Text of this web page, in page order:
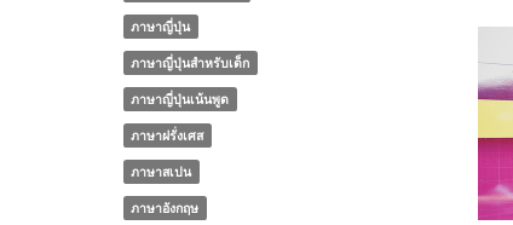
ภาษาญี่ปุ่น
ภาษาญี่ปุ่นสำหรับเด็ก
ภาษาญี่ปุ่นเน้นพูด
ภาษาฝรั่งเศส
ภาษาสเปน
ภาษาอังกฤษ